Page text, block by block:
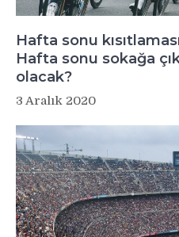
Hafta sonu
Hafta sonu sokağa
olacak?
3 Aralık 2020